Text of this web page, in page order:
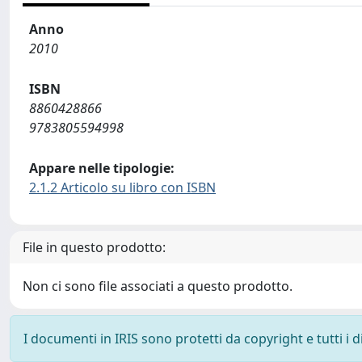
Anno
2010
ISBN
8860428866
9783805594998
Appare nelle tipologie:
2.1.2 Articolo su libro con ISBN
File in questo prodotto:
Non ci sono file associati a questo prodotto.
I documenti in IRIS sono protetti da copyright e tutti i